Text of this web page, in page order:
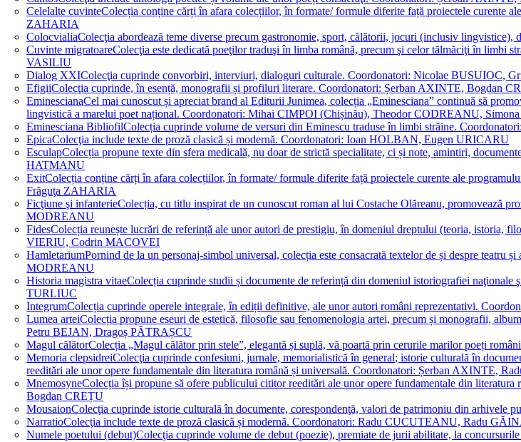
Celelalte cuvinteColecția conține cărți în afara colecțiilor, în formate/ formule diferite față proiectele curente
ZAHARIA
ColocvialiaColecţia abordează teme diverse precum gastronomie, sport, călătorii, jocuri (inclusiv
Cuvinte migratoareColecţia este dedicată poeţilor traduşi în limba română, precum şi celor tălmăciţi în
VASILIU
Dialog XXIColecţia cuprinde convorbiri, interviuri, dialoguri culturale. Coordonatori: Nicolae BUSUIOC,
EfigiiColecţia cuprinde, în esență, monografii și profiluri literare. Coordonatori: Șerban AXINTE, Bogdan
EminescianaCel mai cunoscut și apreciat brand al Editurii Junimea, colecția „Eminesciana” continuă să
lingvistică a marelui poet național. Coordonatori: Mihai CIMPOI (Chișinău), Theodor CODREANU,
Eminesciana BibliofilColecția cuprinde volume de versuri din Eminescu traduse în limbi străine.
EpicaColecţia include texte de proză clasică și modernă. Coordonatori: Ioan HOLBAN, Eugen URICARU
EsculapColecția propune texte din sfera medicală, nu doar de strictă specialitate, ci și note, amintiri,
HATMANU
ExitColecția conține cărți în afara colecțiilor, în formate/ formule diferite față proiectele curente ale
Frăguţa ZAHARIA
Ficţiune şi infanterieColecția, cu titlu inspirat de un cunoscut roman al lui Costache Olăreanu, promovează
MODREANU
FidesColecția reunește lucrări de referință ale unor autori de prestigiu, în domeniul dreptului (teoria, istoria,
VIERIU, Codrin MACOVEI
HamletariumPornind de la un personaj-simbol universal, colecția este consacrată textelor de și despre
MODREANU
Historia magistra vitaeColecția cuprinde studii și documente de referință din domeniul istoriografiei
TURLIUC
IntegrumColecția cuprinde operele integrale, în ediții definitive, ale unor autori români reprezentativi.
Lumea arteiColecția propune eseuri de estetică, filosofie sau fenomenologia artei, precum și monografii,
Petru BEJAN, Dragoș PĂTRAȘCU
Magul călătorColecția „Magul călător prin stele”, elegantă și suplă, vă poartă prin cerurile marilor poeți
Memoria clepsidreiColecţia cuprinde confesiuni, jurnale, memorialistică în general; istorie culturală în
reeditări ale unor opere fundamentale din literatura română și universală. Coordonatori: Șerban AXINTE,
MnemosyneColecția își propune să ofere publicului cititor reeditări ale unor opere fundamentale din
Bogdan CREȚU
MousaionColecţia cuprinde istorie culturală în documente, corespondenţă, valori de patrimoniu din
NarratioColecţia include texte de proză clasică și modernă. Coordonatori: Radu CUCUTEANU, Radu
Numele poetului (debut)Colecţia cuprinde volume de debut (poezie), premiate de jurii abilitate, la